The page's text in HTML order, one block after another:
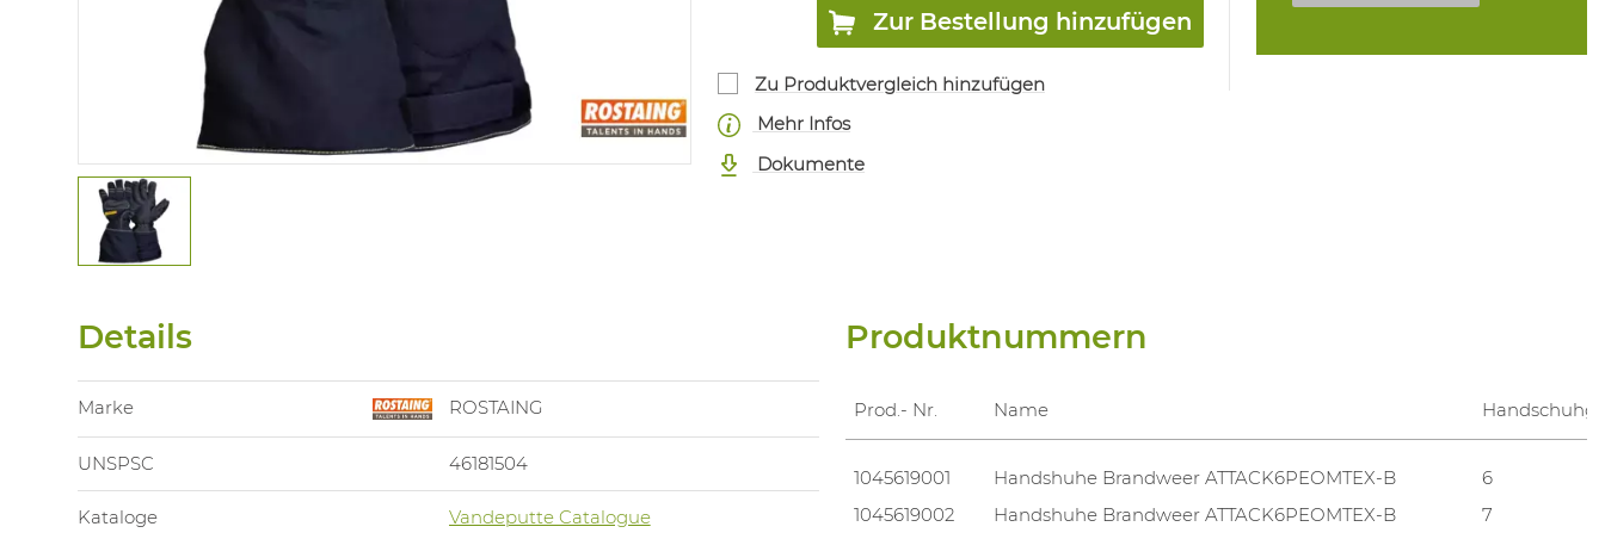
Zur Bestellung hinzufügen
Zu Produktvergleich hinzufügen
Mehr Infos
Dokumente
Details
Marke ROSTAING
UNSPSC 46181504
Kataloge Vandeputte Catalogue
Produktnummern
Prod.- Nr. Name
1045619001 Handshuhe Brandweer ATTACK6PEOMTEX-B
6
1045619002
Handshuhe Brandweer ATTACK6PEOMTEX-B
7